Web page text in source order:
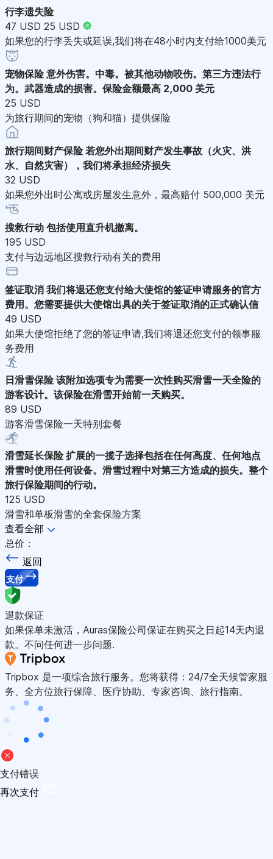
行李遗失险
47 USD 25 USD
如果您的行李丢失或延误,我们将在48小时内支付给1000美元
宠物保险 意外伤害。中毒。被其他动物咬伤。第三方违法行
为。武器造成的损害。保险金额最高 2,000 美元
25 USD
为旅行期间的宠物（狗和猫）提供保险
旅行期间财产保险 若您外出期间财产发生事故（火灾、洪
水、自然灾害），我们将承担经济损失
32 USD
如果您外出时公寓或房屋发生意外，最高赔付 500,000 美元
搜救行动 包括使用直升机撤离。
195 USD
支付与边远地区搜救行动有关的费用
签证取消 我们将退还您支付给大使馆的签证申请服务的官方
费用。您需要提供大使馆出具的关于签证取消的正式确认信
49 USD
如果大使馆拒绝了您的签证申请,我们将退还您支付的领事服
务费用
日滑雪保险 该附加选项专为需要一次性购买滑雪一天全险的
游客设计。该保险在滑雪开始前一天购买。
89 USD
游客滑雪保险一天特别套餐
滑雪延长保险 扩展的一揽子选择包括在任何高度、任何地点
滑雪时使用任何设备。滑雪过程中对第三方造成的损失。整个
旅行保险期间的行动。
125 USD
滑雪和单板滑雪的全套保险方案
查看全部
总价：
返回
支付
退款保证
如果保单未激活，Auras保险公司保证在购买之日起14天内退
款。不问任何进一步问题.
Tripbox 是一项综合旅行服务。您将获得：24/7全天候管家服
务、全方位旅行保障、医疗协助、专家咨询、旅行指南。
支付错误
再次支付